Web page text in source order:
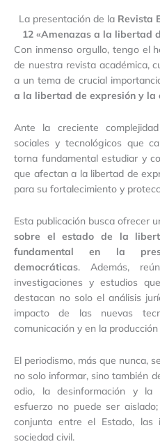
La presentación de la Revista
12 «Amenazas a la libertad
Con inmenso orgullo, tengo el
de nuestra revista académica,
a un tema de crucial
a la libertad de expresión y la
Ante la creciente
sociales y tecnológicos que
torna fundamental estudiar y
que afectan a la libertad de
para su fortalecimiento y
Esta publicación busca ofrecer
sobre el estado de la
fundamental en la
democráticas. Además,
investigaciones y estudios
destacan no solo el análisis
impacto de las nuevas
comunicación y en la
El periodismo, más que nunca,
no solo informar, sino también
odio, la desinformación y la
esfuerzo no puede ser
conjunta entre el Estado, las
sociedad civil.